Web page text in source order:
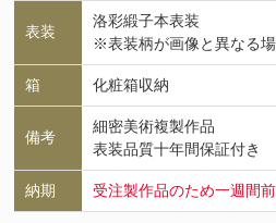
表装
洛彩緞子本表装
※表装柄が画像と異なる
箱 化粧箱収納
備考
細密美術複製作品
表装品質十年間保証付き
納期 受注製作品のため一週間